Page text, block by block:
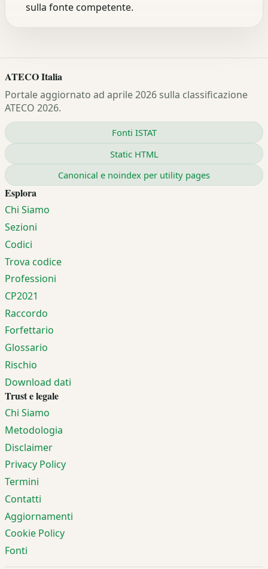
sulla fonte competente.
ATECO Italia
Portale aggiornato ad aprile 2026 sulla classificazione
ATECO 2026.
Fonti ISTAT
Static HTML
Canonical e noindex per utility pages
Esplora
Chi Siamo
Sezioni
Codici
Trova codice
Professioni
CP2021
Raccordo
Forfettario
Glossario
Rischio
Download dati
Trust e legale
Chi Siamo
Metodologia
Disclaimer
Privacy Policy
Termini
Contatti
Aggiornamenti
Cookie Policy
Fonti